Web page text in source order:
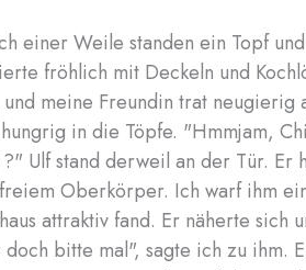
einer Weile standen ein Topf
fröhlich mit Deckeln und
meine Freundin trat neugierig
in die Töpfe. "Hmmjam,
Ulf stand derweil an der Tür. Er
Oberkörper. Ich warf ihm
attraktiv fand. Er näherte sich
bitte mal", sagte ich zu ihm.